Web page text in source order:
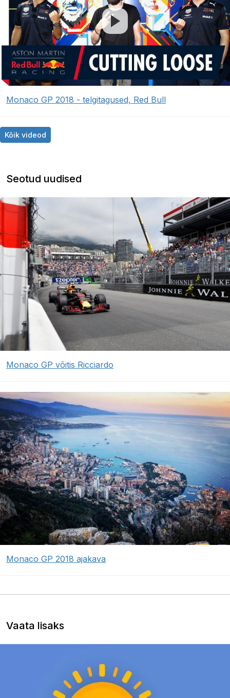
Monaco GP 2018 - telgitagused, Red Bull
Kõik videod
Seotud uudised
Monaco GP võitis Ricciardo
Monaco GP 2018 ajakava
Vaata lisaks